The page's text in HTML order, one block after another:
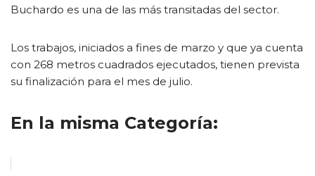
Buchardo es una de las más transitadas del sector.
Los trabajos, iniciados a fines de marzo y que ya cuenta
con 268 metros cuadrados ejecutados, tienen prevista
su finalización para el mes de julio.
En la misma Categoría: